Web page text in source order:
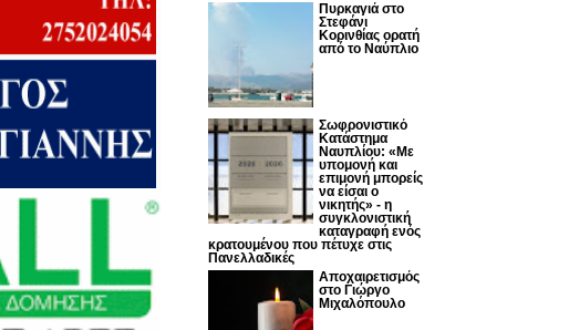
Πυρκαγιά στο
Στεφάνι
Κορινθίας ορατή
από το Ναύπλιο
Σωφρονιστικό
Κατάστημα
Ναυπλίου: «Με
υπομονή και
επιμονή μπορείς
να είσαι ο
νικητής» - η
συγκλονιστική
καταγραφή ενός
κρατουμένου που πέτυχε στις
Πανελλαδικές
Αποχαιρετισμός
στο Γιώργο
Μιχαλόπουλο